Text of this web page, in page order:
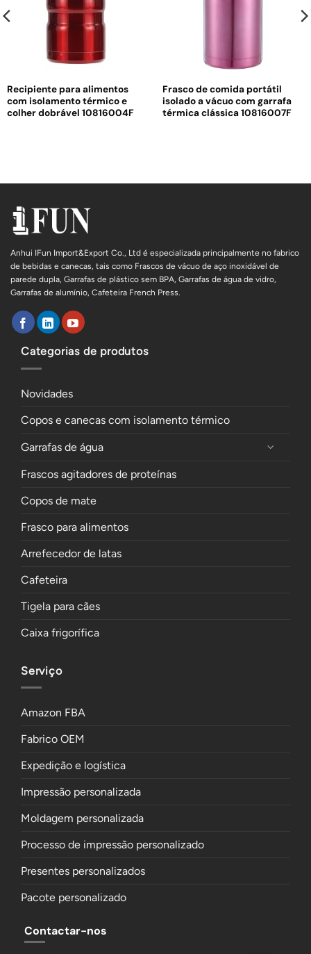
Recipiente para alimentos
com isolamento térmico e
colher dobrável 10816004F
Frasco de comida portátil
isolado a vácuo com garrafa
térmica clássica 10816007F
Anhui IFun Import&Export Co., Ltd é especializada principalmente no fabrico
de bebidas e canecas, tais como Frascos de vácuo de aço inoxidável de
parede dupla, Garrafas de plástico sem BPA, Garrafas de água de vidro,
Garrafas de alumínio, Cafeteira French Press.
Categorias de produtos
Novidades
Copos e canecas com isolamento térmico
Garrafas de água
Frascos agitadores de proteínas
Copos de mate
Frasco para alimentos
Arrefecedor de latas
Cafeteira
Tigela para cães
Caixa frigorífica
Serviço
Amazon FBA
Fabrico OEM
Expedição e logística
Impressão personalizada
Moldagem personalizada
Processo de impressão personalizado
Presentes personalizados
Pacote personalizado
Contactar-nos